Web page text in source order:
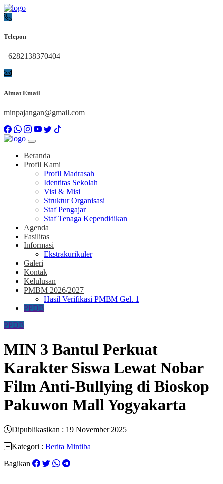
Telepon
+6282138370404
Almat Email
minpajangan@gmail.com
Beranda
Profil Kami
Profil Madrasah
Identitas Sekolah
Visi & Misi
Struktur Organisasi
Staf Pengajar
Staf Tenaga Kependidikan
Agenda
Fasilitas
Informasi
Ekstrakurikuler
Galeri
Kontak
Kelulusan
PMBM 2026/2027
Hasil Verifikasi PMBM Gel. 1
PPDB
PPDB
MIN 3 Bantul Perkuat
Karakter Siswa Lewat Nobar
Film Anti-Bullying di Bioskop
Pakuwon Mall Yogyakarta​
Dipublikasikan : 19 November 2025
Kategori : Berita Mintiba
Bagikan